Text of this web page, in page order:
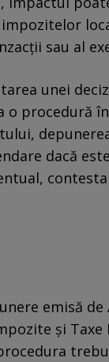
impozitelor
sau al
unei
o procedură
dacă
emisă de
și Taxe